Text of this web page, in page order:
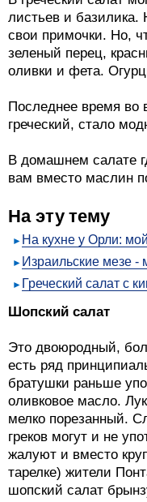
листьев и базилика.
свои примочки. Но,
зеленый перец,
оливки и фета.
Последнее время во
греческий, стало
В домашнем салате
вам вместо маслин
На эту тему
На кухне у Орли:
Израильские мезе -
Греческий салат с
Шопский салат
Это двоюродный,
есть ряд
братушки раньше
оливковое масло.
мелко порезанный.
греков могут и не
жалуют и вместо
тарелке) жители
шопский салат